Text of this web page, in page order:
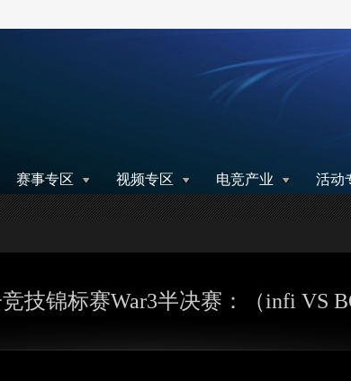
赛事专区 视频专区 电竞产业 活动
技锦标赛War3半决赛：（infi VS